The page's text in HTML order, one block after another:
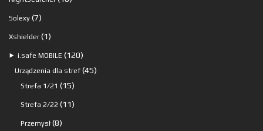
Solexy 77
produktów
Xshielder 11
produkt
⯈ i.safe MOBILE 120120
produktów
Urządzenia dla stref 4545
Strefa 1/21 1515
produktów
Strefa 2/22 1111
Przemysł 88